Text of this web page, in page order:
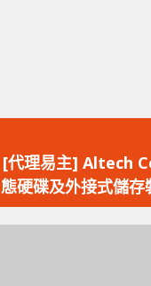
[代理易主] Altech
態硬碟及外接式儲存